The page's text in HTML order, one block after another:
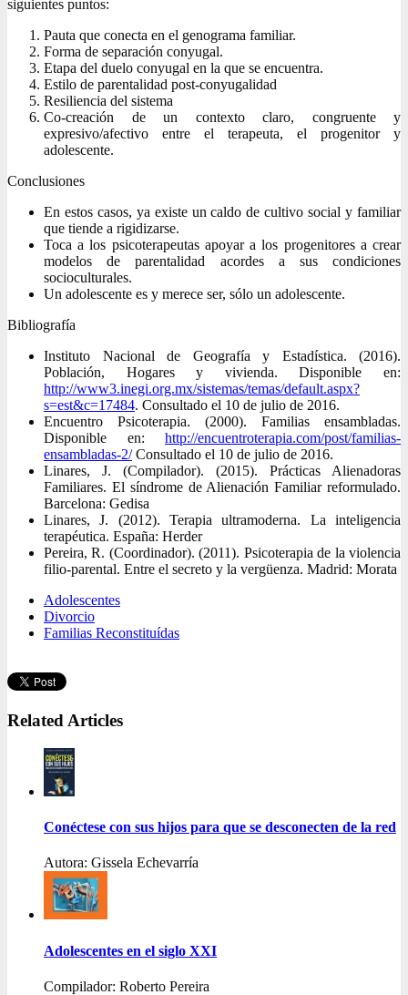
siguientes puntos:
Pauta que conecta en el genograma familiar.
Forma de separación conyugal.
Etapa del duelo conyugal en la que se encuentra.
Estilo de parentalidad post-conyugalidad
Resiliencia del sistema
Co-creación de un contexto claro, congruente y
expresivo/afectivo entre el terapeuta, el progenitor y
adolescente.
Conclusiones
En estos casos, ya existe un caldo de cultivo social y familiar
que tiende a rigidizarse.
Toca a los psicoterapeutas apoyar a los progenitores a crear
modelos de parentalidad acordes a sus condiciones
socioculturales.
Un adolescente es y merece ser, sólo un adolescente.
Bibliografía
Instituto Nacional de Geografía y Estadística. (2016).
Población, Hogares y vivienda. Disponible en:
http://www3.inegi.org.mx/sistemas/temas/default.aspx?
s=est&c=17484. Consultado el 10 de julio de 2016.
Encuentro Psicoterapia. (2000). Familias ensambladas.
Disponible en: http://encuentroterapia.com/post/familias-
ensambladas-2/Consultado el 10 de julio de 2016.
Linares, J. (Compilador). (2015). Prácticas Alienadoras
Familiares. El síndrome de Alienación Familiar reformulado.
Barcelona: Gedisa
Linares, J. (2012). Terapia ultramoderna. La inteligencia
terapéutica. España: Herder
Pereira, R. (Coordinador). (2011). Psicoterapia de la violencia
filio-parental. Entre el secreto y la vergüenza. Madrid: Morata
Adolescentes
Divorcio
Familias Reconstituídas
Related Articles
Conéctese con sus hijos para que se desconecten de la red
Autora: Gissela Echevarría
Adolescentes en el siglo XXI
Compilador: Roberto Pereira